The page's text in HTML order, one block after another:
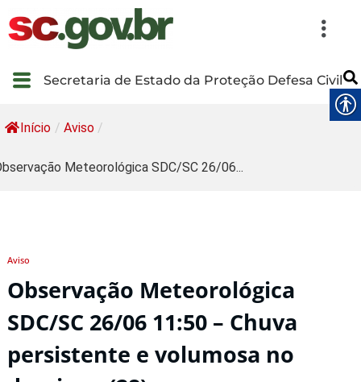
Secretaria de Estado da Proteção Defesa Civil
Início / Aviso /
Meteorológica SDC/SC 26/06...
Aviso
Observação Meteorológica
SDC/SC 26/06 11:50 – Chuva
persistente e volumosa no